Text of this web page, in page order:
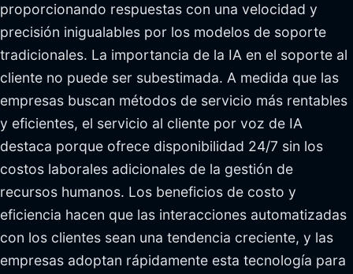
proporcionando respuestas con una velocidad y
precisión inigualables por los modelos de soporte
tradicionales. La importancia de la IA en el soporte al
cliente no puede ser subestimada. A medida que las
empresas buscan métodos de servicio más rentables
y eficientes, el servicio al cliente por voz de IA
destaca porque ofrece disponibilidad 24/7 sin los
costos laborales adicionales de la gestión de
recursos humanos. Los beneficios de costo y
eficiencia hacen que las interacciones automatizadas
con los clientes sean una tendencia creciente, y las
empresas adoptan rápidamente esta tecnología para